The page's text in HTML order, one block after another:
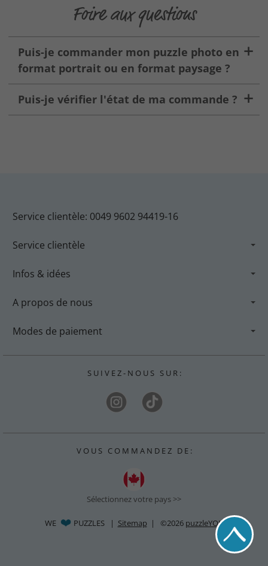
Foire aux questions
Puis-je commander mon puzzle photo en
format portrait ou en format paysage ?
Puis-je vérifier l'état de ma commande ?
Service clientèle: 0049 9602 94419-16
Service clientèle
Infos & idées
A propos de nous
Modes de paiement
S U I V E Z - N O U S S U R :
V O U S C O M M A N D E Z D E :
Sélectionnez votre pays >>
WE PUZZLES | Sitemap | ©2026 puzzleYOU